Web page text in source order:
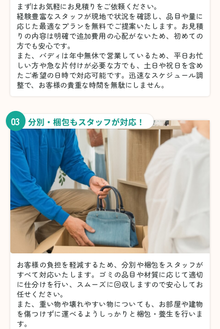
まずはお気軽にお見積りをご依頼ください。
経験豊富なスタッフが現地で状況を確認し、品目や量に
応じた最適なプランを無料でご提案いたします。お見積
りの内容は明確で追加費用の心配がないため、初めての
方でも安心です。
また、バディは年中無休で営業しているため、平日お忙
しい方や急な片付けが必要な方でも、土日や祝日を含め
たご希望の日時で対応可能です。迅速なスケジュール調
整で、お客様の貴重な時間を無駄にしません。
03 分別・梱包もスタッフが対応！
お客様の負担を軽減するため、分別や梱包をスタッフが
すべて対応いたします。 ゴミの品目や材質に応じて適切
に仕分けを行い、スムーズに回収しますので安心してお
任せください。
また、重い物や壊れやすい物についても、お部屋や建物
を傷つけずに運べるようしっかりと梱包・養生を行いま
す。